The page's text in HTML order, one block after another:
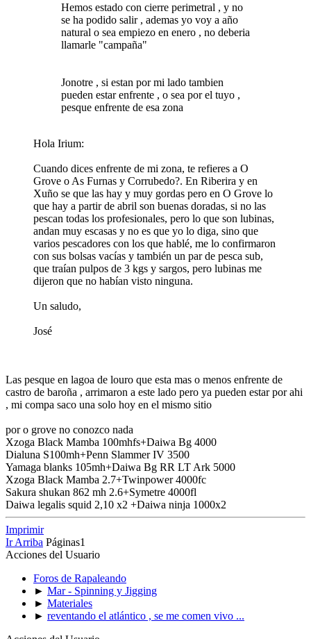
Hemos estado con cierre perimetral , y no
se ha podido salir , ademas yo voy a año
natural o sea empiezo en enero , no deberia
llamarle "campaña"
Jonotre , si estan por mi lado tambien
pueden estar enfrente , o sea por el tuyo ,
pesque enfrente de esa zona
Hola Irium:
Cuando dices enfrente de mi zona, te refieres a O
Grove o As Furnas y Corrubedo?. En Riberira y en
Xuño se que las hay y muy gordas pero en O Grove lo
que hay a partir de abril son buenas doradas, si no las
pescan todas los profesionales, pero lo que son lubinas,
andan muy escasas y no es que yo lo diga, sino que
varios pescadores con los que hablé, me lo confirmaron
con sus bolsas vacías y también un par de pesca sub,
que traían pulpos de 3 kgs y sargos, pero lubinas me
dijeron que no habían visto ninguna.
Un saludo,
José
Las pesque en lagoa de louro que esta mas o menos enfrente de
castro de baroña , arrimaron a este lado pero ya pueden estar por ahi
, mi compa saco una solo hoy en el mismo sitio
por o grove no conozco nada
Xzoga Black Mamba 100mhfs+Daiwa Bg 4000
Dialuna S100mh+Penn Slammer IV 3500
Yamaga blanks 105mh+Daiwa Bg RR LT Ark 5000
Xzoga Black Mamba 2.7+Twinpower 4000fc
Sakura shukan 862 mh 2.6+Symetre 4000fl
Daiwa legalis squid 2,10 x2 +Daiwa ninja 1000x2
Imprimir
Ir Arriba Páginas1
Acciones del Usuario
Foros de Rapaleando
► Mar - Spinning y Jigging
► Materiales
► reventando el atlántico , se me comen vivo ...